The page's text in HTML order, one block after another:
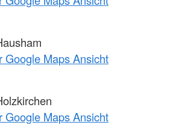
Google Maps Ansicht
Google Maps Ansicht